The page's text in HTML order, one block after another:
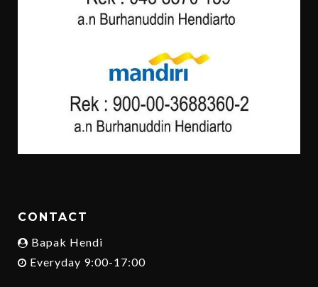
CONTACT
Bapak Hendi
Everyday 9:00-17:00